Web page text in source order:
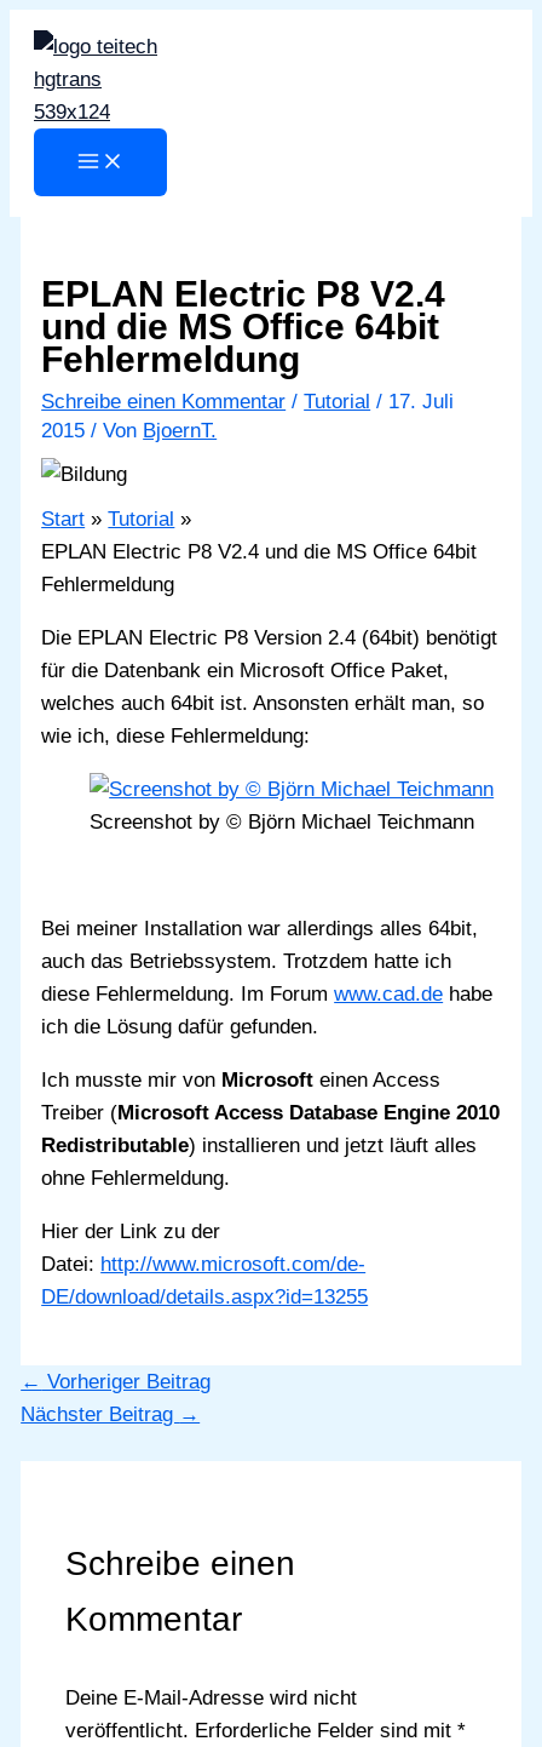
Zum
Inhalt
springen
EPLAN Electric P8 V2.4
und die MS Office 64bit
Fehlermeldung
Schreibe einen Kommentar /Tutorial / 17. Juli
2015/ Von BjoernT.
Start
Tutorial
EPLAN Electric P8 V2.4 und die MS Office 64bit
Fehlermeldung
Die EPLAN Electric P8 Version 2.4 (64bit) benötigt
für die Datenbank ein Microsoft Office Paket,
welches auch 64bit ist. Ansonsten erhält man, so
wie ich, diese Fehlermeldung:
Screenshot by © Björn Michael Teichmann
Bei meiner Installation war allerdings alles 64bit,
auch das Betriebssystem. Trotzdem hatte ich
diese Fehlermeldung. Im Forumwww.cad.de habe
ich die Lösung dafür gefunden.
Ich musste mir von Microsoft einen Access
Treiber (Microsoft Access Database Engine 2010
Redistributable) installieren und jetzt läuft alles
ohne Fehlermeldung.
Hier der Link zu der
Datei: http://www.microsoft.com/de-
DE/download/details.aspx?id=13255
← Vorheriger Beitrag
Nächster Beitrag →
Schreibe einen
Kommentar
Deine E-Mail-Adresse wird nicht
veröffentlicht. Erforderliche Felder sind mit *